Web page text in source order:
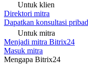
Untuk klien
Direktori mitra
Dapatkan konsultasi
Untuk mitra
Menjadi mitra Bitrix24
Masuk mitra
Mengapa Bitrix24